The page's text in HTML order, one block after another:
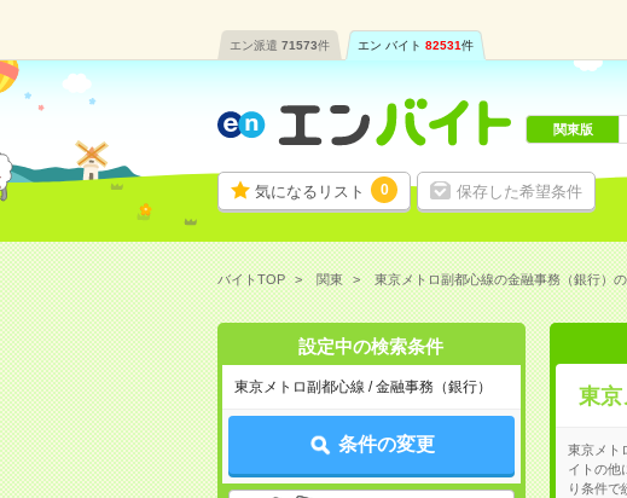
エン派遣 71573件 エン バイト 82531件
気になるリスト 0 保存した希望条件
関東版
バイトTOP 関東 東京メトロ副都心線の金融事務（銀行）
設定中の検索条件
東京メトロ副都心線 / 金融事務（銀行）
条件の変更
東京
東京メト
イトの他
り条件で